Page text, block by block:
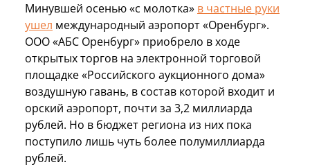
Минувшей осенью «с молотка» в частные руки
ушел международный аэропорт «Оренбург».
ООО «АБС Оренбург» приобрело в ходе
открытых торгов на электронной торговой
площадке «Российского аукционного дома»
воздушную гавань, в состав которой входит и
орский аэропорт, почти за 3,2 миллиарда
рублей. Но в бюджет региона из них пока
поступило лишь чуть более полумиллиарда
рублей.